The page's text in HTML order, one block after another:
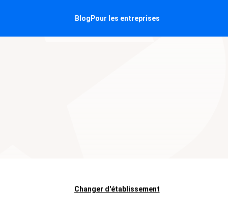
Blog Pour les entreprises
Changer d'établissement